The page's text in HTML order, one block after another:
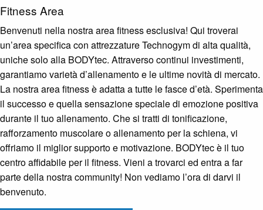
Panorama, Design & Ambiente
Prezzo vantaggioso
Consulenza e supporto
Fitness Bar & Supplements
+39 0474 41 12 92
info@bodytec.it
Via Campi della rienza 30, Brunico
Fitness Area
Benvenuti nella nostra area fitness esclusiva! Qui troverai
un’area specifica con attrezzature Technogym di alta qualità,
uniche solo alla BODYtec. Attraverso continui investimenti,
garantiamo varietà d’allenamento e le ultime novità di mercato.
La nostra area fitness è adatta a tutte le fasce d’età. Sperimenta
il successo e quella sensazione speciale di emozione positiva
durante il tuo allenamento. Che si tratti di tonificazione,
rafforzamento muscolare o allenamento per la schiena, vi
offriamo il miglior supporto e motivazione. BODYtec è il tuo
centro affidabile per il fitness. Vieni a trovarci ed entra a far
parte della nostra community! Non vediamo l’ora di darvi il
benvenuto.